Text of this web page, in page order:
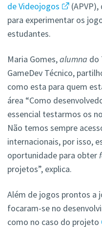
de Videojogos
(APVP),
para experimentar os
estudantes.
Maria Gomes,alumna do
GameDev Técnico,
como esta para quem
área “Como
essencial testarmos os
Não temos sempre
internacionais, por isso,
oportunidade para obter
projetos”, explica.
Além de jogos prontos a
focaram-se no
como no caso do projeto